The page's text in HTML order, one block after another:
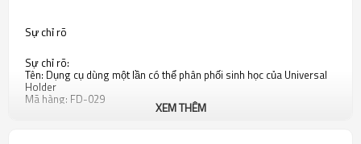
Sự chỉ rõ
Sự chỉ rõ:
Tên: Dụng cụ dùng một lần có thể phân phối sinh học của Universal
Holder
Mã hàng: FD-029
Trọng lượng: Khoảng 10g / PCXEM THÊM